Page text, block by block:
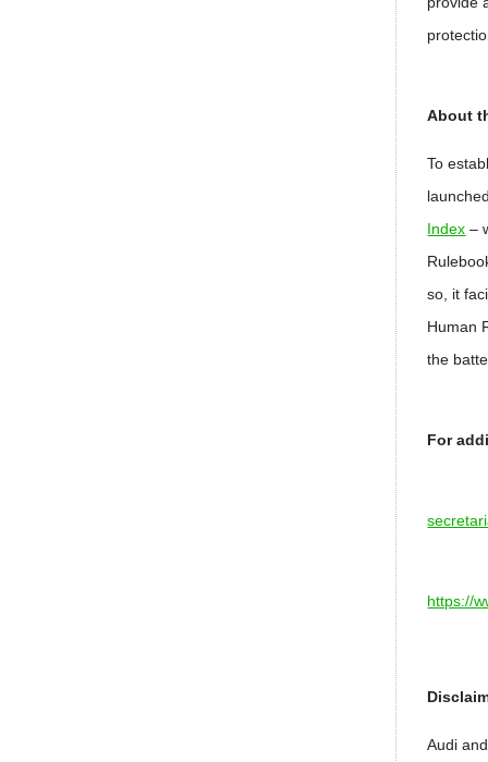
About
To
Index –
so, it
Human
the
For
https://
Audi